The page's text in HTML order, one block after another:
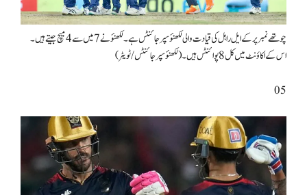
چوتھے نمبر پر کے ایل راہل کی قیادت والی لکھنؤ سپر جائنٹس ہے۔ لکھنؤ نے 7 میں سے 4 میچ جیتے ہیں۔
اس کے اکاؤنٹ میں کل 8 پوائنٹس ہیں۔ (لکھنؤ سپر جائنٹس/ ٹویٹر)
05